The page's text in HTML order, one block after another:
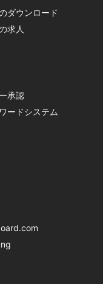
ダウンロード
求人
承認
ードシステム